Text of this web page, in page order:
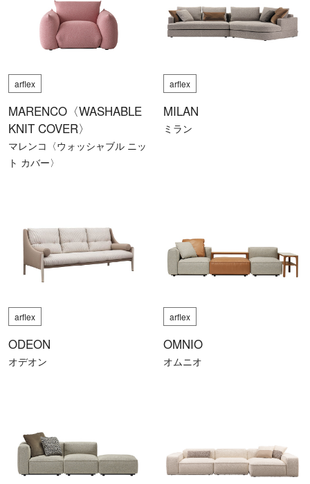
arflex
MARENCO〈WASHABLE
KNIT COVER〉
マレンコ〈ウォッシャブル ニッ
ト カバー〉
arflex
MILAN
ミラン
arflex
ODEON
オデオン
arflex
OMNIO
オムニオ